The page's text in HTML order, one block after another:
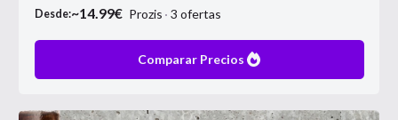
Desde:~14.99€ Prozis 3 ofertas
Comparar Precios